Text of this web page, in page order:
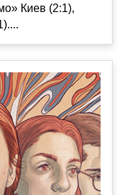
Киев (2:1),